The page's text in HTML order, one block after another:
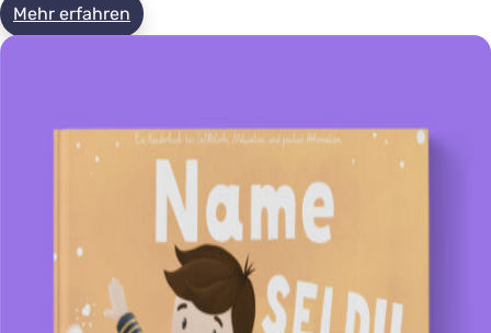
Mehr erfahren